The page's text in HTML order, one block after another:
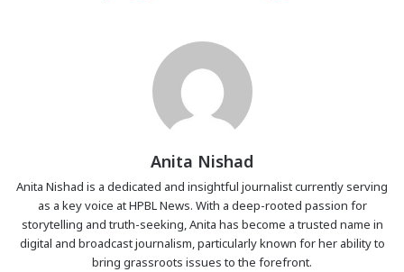
Anita Nishad
Anita Nishad is a dedicated and insightful journalist currently serving
as a key voice at HPBL News. With a deep-rooted passion for
storytelling and truth-seeking, Anita has become a trusted name in
digital and broadcast journalism, particularly known for her ability to
bring grassroots issues to the forefront.